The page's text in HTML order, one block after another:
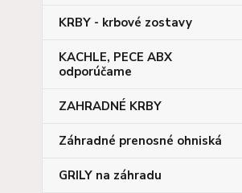
KRBY - krbové zostavy
KACHLE, PECE ABX
odporúčame
ZAHRADNÉ KRBY
Záhradné prenosné ohniská
GRILY na záhradu